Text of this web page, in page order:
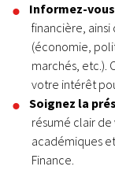
Informez-
financière, ainsi
(économie,
marchés, etc.).
votre intérêt
Soignez la
résumé clair de
académiques
Finance.